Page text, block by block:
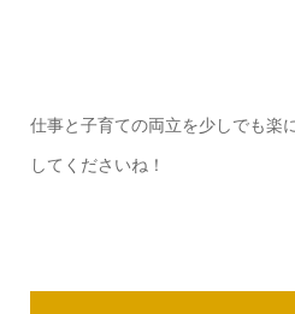
仕事と子育ての両立を少しでも楽
してくださいね！